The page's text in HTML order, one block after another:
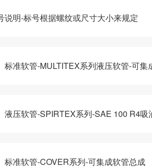
说明-标号根据螺纹或尺寸大小来规定
标准软管-MULTITEX系列液压软管-可集
液压软管-SPIRTEX系列-SAE 100 R4
标准软管-COVER系列-可集成软管总成